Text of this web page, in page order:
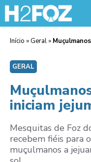
Início » Geral »
GERAL
iniciam
Mesquitas de Foz
recebem fiéis para
muçulmanos a